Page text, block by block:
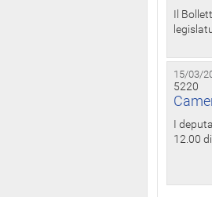
Il
15/03/
5220
I
12.00